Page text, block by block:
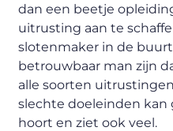
dan een beetje
uitrusting aan te
slotenmaker in de
betrouwbaar man zijn
alle soorten
slechte doeleinden
hoort en ziet ook veel.